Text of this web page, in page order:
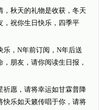
，秋天的礼物是收获，冬天
，祝你生日快乐，四季平
乐，N年前订阅，N年后送
朋友，请你阅读生日报，
祈愿，请将幸运如甘霖普降
快乐如天籁传唱于你，请将